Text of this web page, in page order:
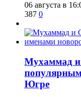
06 августа в
387 0
​Мухаммад
Югре